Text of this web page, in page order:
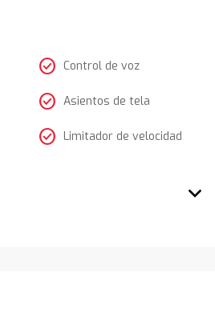
check_circle Control de voz
check_circle Asientos de tela
check_circle Limitador de velocidad